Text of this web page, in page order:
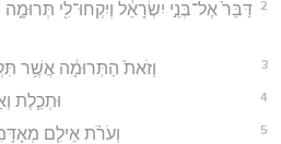
2
דַּבֵּר֙ אֶל־בְּנֵ֣י יִשְׂרָאֵ֔ל וְיִקְחוּ־לִ֖י
3 וְזֹאת֙ הַתְּרוּמָ֔ה אֲשֶׁ֥ר
4 וּתְכֵ֧לֶת
5 וְעֹרֹ֨ת אֵילִ֧ם